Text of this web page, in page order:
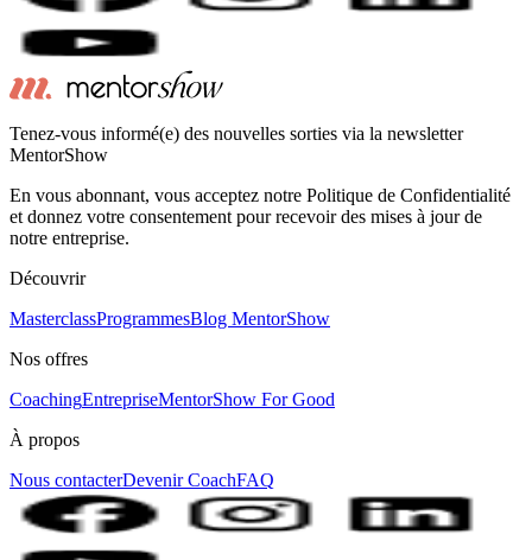
Tenez-vous informé(e) des nouvelles sorties via la newsletter
MentorShow
En vous abonnant, vous acceptez notre Politique de Confidentialité
et donnez votre consentement pour recevoir des mises à jour de
notre entreprise.
Découvrir
MasterclassProgrammesBlog MentorShow
Nos offres
CoachingEntrepriseMentorShow For Good
À propos
Nous contacterDevenir CoachFAQ